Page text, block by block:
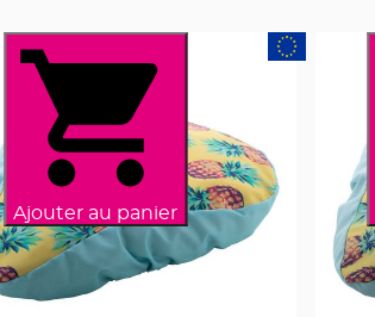
Ajouter au panier